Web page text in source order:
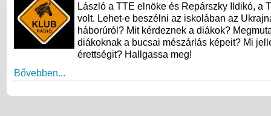
László a TTE elnöke és Repárszky Ildikó, a
volt. Lehet-e beszélni az iskolában az
háborúról? Mit kérdeznek a diákok?
diákoknak a bucsai mészárlás képeit? Mi
érettségit? Hallgassa meg!
Bővebben...